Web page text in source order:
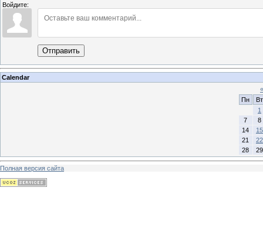
Войдите:
Отправить
Calendar
«
Пн
Вт
1
7
8
14
15
21
22
28
29
Полная версия сайта